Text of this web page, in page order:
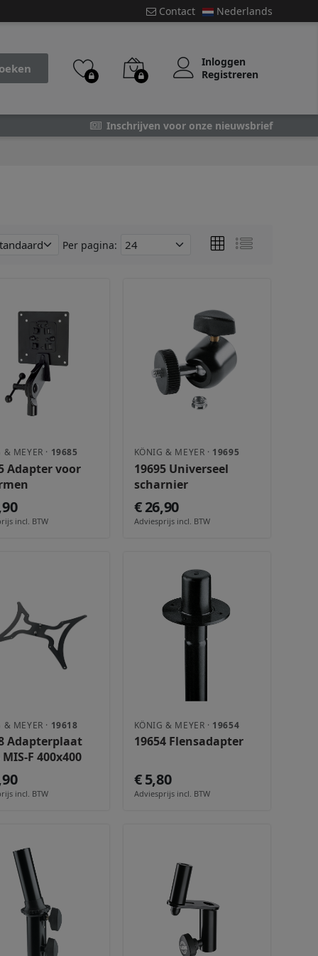
Contact Nederlands
Inloggen
Registreren
Inschrijven voor onze nieuwsbrief
Per pagina:
MEYER · 19685
Adapter voor
incl. BTW
KÖNIG & MEYER · 19695
19695 Universeel
scharnier
€ 26,90
Adviesprijs incl. BTW
MEYER · 19618
Adapterplaat
MIS-F 400x400
incl. BTW
KÖNIG & MEYER · 19654
19654 Flensadapter
€ 5,80
Adviesprijs incl. BTW